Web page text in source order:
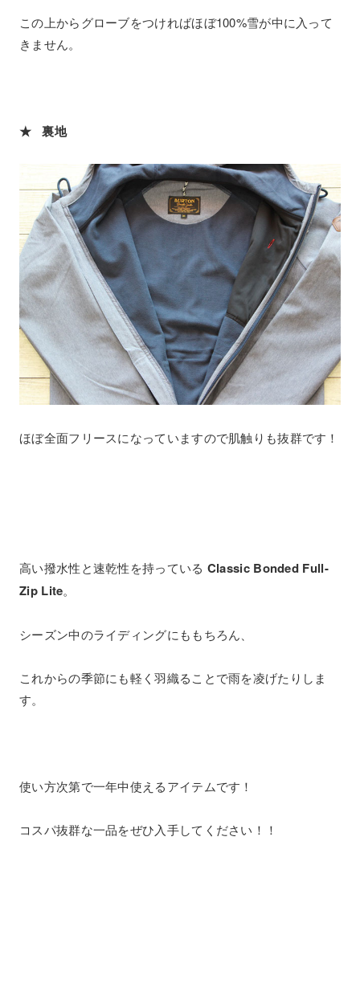
この上からグローブをつければほぼ100%雪が中に入って
きません。
★ 裏地
ほぼ全面フリースになっていますので肌触りも抜群です！
高い撥水性と速乾性を持っている Classic Bonded Full-
Zip Lite。
シーズン中のライディングにももちろん、
これからの季節にも軽く羽織ることで雨を凌げたりしま
す。
使い方次第で一年中使えるアイテムです！
コスパ抜群な一品をぜひ入手してください！！